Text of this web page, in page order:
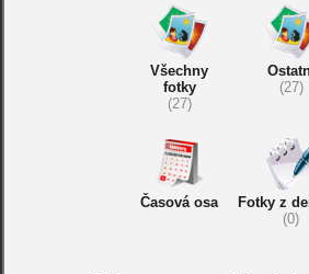
Všechny
fotky
(27)
(27)
Časová osa
Fotky z
(0)